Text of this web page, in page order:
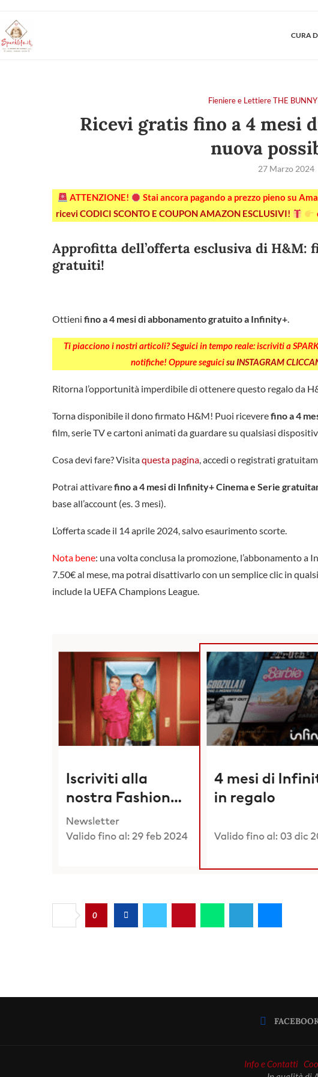
CURA
Fieniere e Lettiere THE
Ricevi gratis fino a 4 mesi
nuova
27 Marzo 2024
ATTENZIONE! Stai ancora pagando a prezzo pieno su
ricevi CODICI SCONTO E COUPON AMAZON ESCLUSIVI!
Approfitta dell’offerta esclusiva di H&M:
gratuiti!
Ottieni fino a 4 mesi di abbonamento gratuito a Infinity+.
Ti piacciono i nostri articoli? Seguici in tempo reale: iscriviti a
notifiche! Oppure seguicisu INSTAGRAM
Ritorna l’opportunità imperdibile di ottenere questo regalo da
Torna disponibile il dono firmato H&M! Puoi riceverefino a 4
film, serie TV e cartoni animati da guardare su qualsiasi
Cosa devi fare? Visitaquesta pagina, accedi o registrati
Potrai attivarefino a 4 mesi di Infinity+ Cinema e Serie
base all’account (es. 3 mesi).
L’offerta scade il 14 aprile 2024, salvo esaurimento scorte.
Nota bene: una volta conclusa la promozione, l’abbonamento
7.50€ al mese, ma potrai disattivarlo con un semplice clic in
include la UEFA Champions League.
0
Info e Contatti